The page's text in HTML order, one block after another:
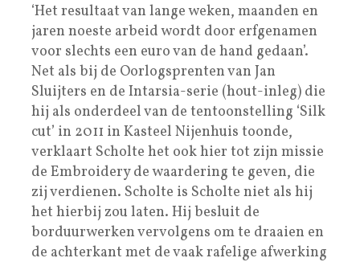
‘Het resultaat van lange weken, maanden en
jaren noeste arbeid wordt door erfgenamen
voor slechts een euro van de hand gedaan’.
Net als bij de Oorlogsprenten van Jan
Sluijters en de Intarsia-serie (hout-inleg) die
hij als onderdeel van de tentoonstelling ‘Silk
cut’ in 2011 in Kasteel Nijenhuis toonde,
verklaart Scholte het ook hier tot zijn missie
de Embroidery de waardering te geven, die
zij verdienen. Scholte is Scholte niet als hij
het hierbij zou laten. Hij besluit de
borduurwerken vervolgens om te draaien en
de achterkant met de vaak rafelige afwerking